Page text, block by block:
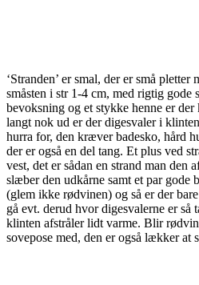
‘Stranden’ er smal, der er små pletter
småsten i str 1-4 cm, med rigtig gode
bevoksning og et stykke henne er
langt nok ud er der digesvaler i
hurra for, den kræver badesko, hård
der er også en del tang. Et plus ved
vest, det er sådan en strand man den
slæber den udkårne samt et par gode
(glem ikke rødvinen) og så er der
gå evt. derud hvor digesvalerne er så
klinten afstråler lidt varme. Blir
sovepose med, den er også lækker at